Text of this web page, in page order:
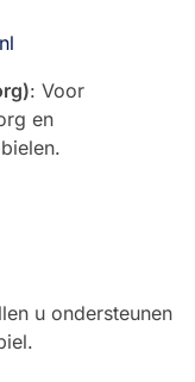
: Voor
en
u ondersteunen